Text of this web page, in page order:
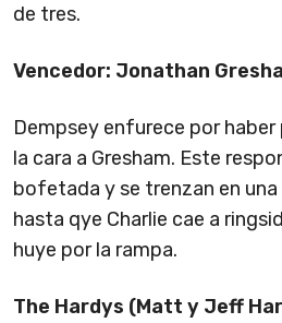
de tres.
Vencedor: Jonathan
Dempsey enfurece por
la cara a Gresham. Este
bofetada y se trenzan en
hasta qye Charlie cae a
huye por la rampa.
The Hardys (Matt y Jeff